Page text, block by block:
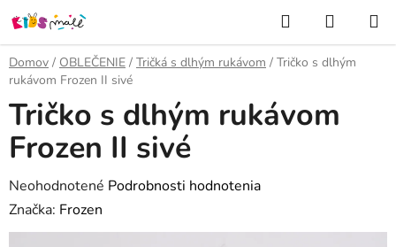
Prejsť
na
obsah
Hľadať
KOŠÍK
Domov / OBLEČENIE / Tričká s dlhým rukávom / Tričko s dlhým
rukávom Frozen II sivé
Tričko s dlhým rukávom
Frozen II sivé
Priemerné
hodnotenie
produktu
Neohodnotené Podrobnosti hodnotenia
Značka: Frozen